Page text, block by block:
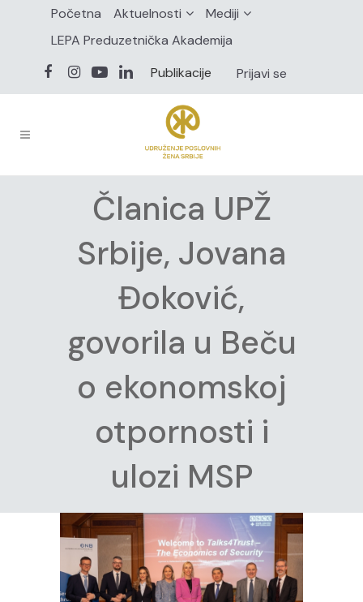
Početna Aktuelnosti
Mediji
LEPA Preduzetnička Akademija
Publikacije
Prijavi se
Članica UPŽ
Srbije, Jovana
Đoković,
govorila u Beču
o ekonomskoj
otpornosti i
ulozi MSP